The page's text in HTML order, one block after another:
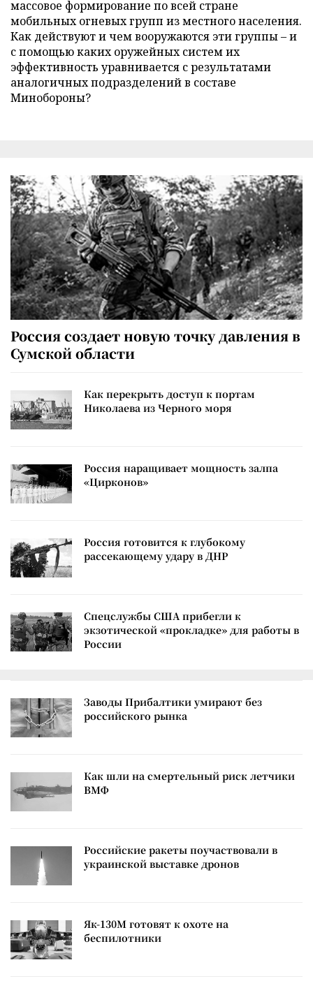
массовое формирование по всей стране
мобильных огневых групп из местного населения.
Как действуют и чем вооружаются эти группы – и
с помощью каких оружейных систем их
эффективность уравнивается с результатами
аналогичных подразделений в составе
Минобороны?
Россия создает новую точку давления в
Сумской области
Как перекрыть доступ к портам
Николаева из Черного моря
Россия наращивает мощность залпа
«Цирконов»
Россия готовится к глубокому
рассекающему удару в ДНР
Спецслужбы США прибегли к
экзотической «прокладке» для работы в
России
Заводы Прибалтики умирают без
российского рынка
Как шли на смертельный риск летчики
ВМФ
Российские ракеты поучаствовали в
украинской выставке дронов
Як-130М готовят к охоте на
беспилотники